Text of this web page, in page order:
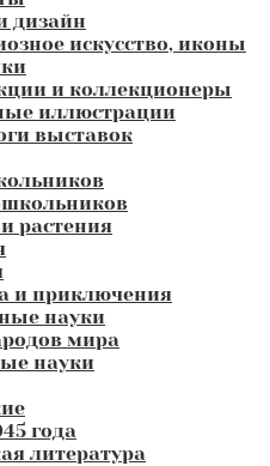
дизайн
искусство, иконы
и коллекционеры
иллюстрации
выставок
растения
и приключения
науки
мира
науки
года
литература